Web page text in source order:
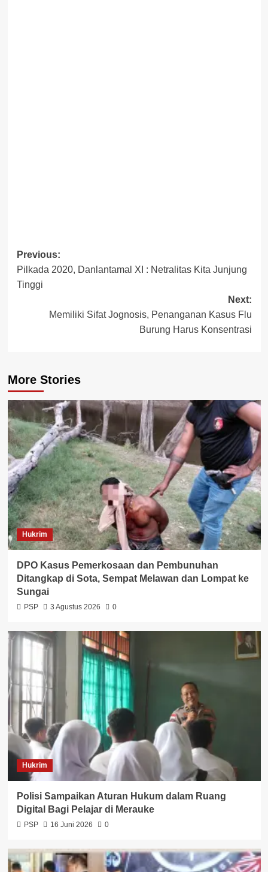
Post
navigation
Previous:
Pilkada 2020, Danlantamal XI : Netralitas Kita Junjung
Tinggi
Next:
Memiliki Sifat Jognosis, Penanganan Kasus Flu
Burung Harus Konsentrasi
More Stories
Hukrim
DPO Kasus Pemerkosaan dan Pembunuhan
Ditangkap di Sota, Sempat Melawan dan Lompat ke
Sungai
PSP 3 Agustus 2026 0
Hukrim
Polisi Sampaikan Aturan Hukum dalam Ruang
Digital Bagi Pelajar di Merauke
PSP 16 Juni 2026 0